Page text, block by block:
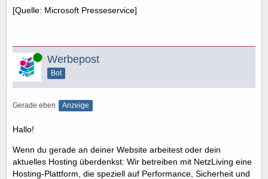
[Quelle: Microsoft Presseservice]
Online Werbepost
Bot
Gerade eben Anzeige
Hallo!
Wenn du gerade an deiner Website arbeitest oder dein
aktuelles Hosting überdenkst: Wir betreiben mit NetzLiving eine
Hosting-Plattform, die speziell auf Performance, Sicherheit und